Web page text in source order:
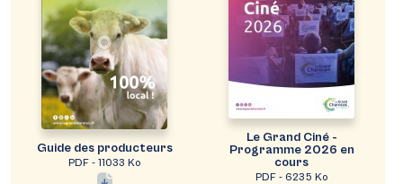
Guide des producteurs
PDF - 11033 Ko
Le Grand Ciné -
Programme 2026 en
cours
PDF - 6235 Ko